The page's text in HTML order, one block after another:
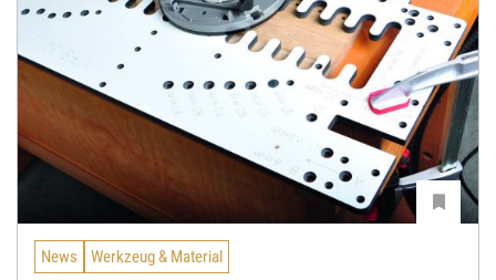
News Werkzeug & Material